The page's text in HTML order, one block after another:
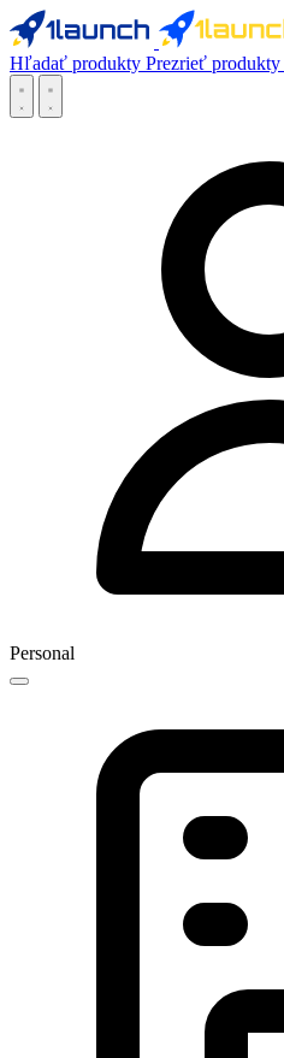
Hľadať produkty Prezrieť produkty
Personal